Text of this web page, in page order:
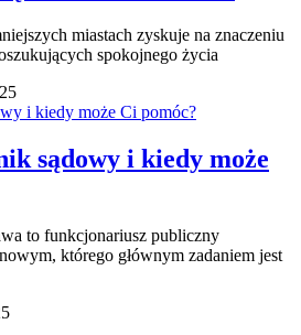
miastach zyskuje na znaczeniu
spokojnego życia
sądowy i kiedy może
to funkcjonariusz publiczny
którego głównym zadaniem jest